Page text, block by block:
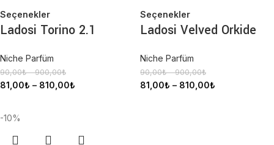
Seçenekler
Ladosi Torino 2.1
Niche Parfüm
90,00₺ –900,00₺
81,00₺ – 810,00₺
Seçenekler
Ladosi Velved Orkide
Niche Parfüm
90,00₺ –900,00₺
81,00₺ – 810,00₺
-10%